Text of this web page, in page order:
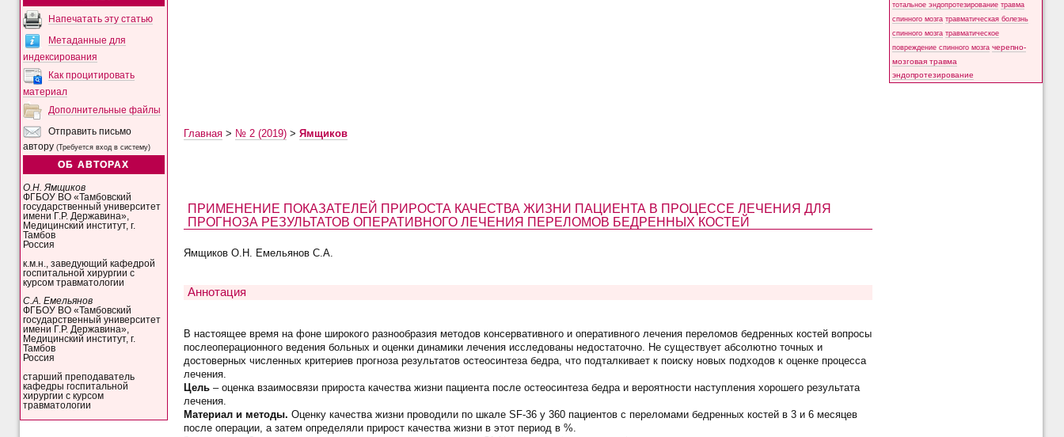
Напечатать эту статью
Метаданные для
индексирования
Как процитировать
материал
Дополнительные файлы
Отправить письмо
автору(Требуется вход в систему)
ОБ АВТОРАХ
О.Н. Ямщиков
ФГБОУ ВО «Тамбовский
государственный университет
имени Г.Р. Державина»,
Медицинский институт, г.
Тамбов
Россия
к.м.н., заведующий кафедрой
госпитальной хирургии с
курсом травматологии
С.А. Емельянов
ФГБОУ ВО «Тамбовский
государственный университет
имени Г.Р. Державина»,
Медицинский институт, г.
Тамбов
Россия
старший преподаватель
кафедры госпитальной
хирургии с курсом
травматологии
тотальное эндопротезирование травма
спинного мозга травматическая болезнь
спинного мозга травматическое
повреждение спинного мозга черепно-
мозговая травма
эндопротезирование
Главная> № 2 (2019)> Ямщиков
ПРИМЕНЕНИЕ ПОКАЗАТЕЛЕЙ ПРИРОСТА КАЧЕСТВА ЖИЗНИ ПАЦИЕНТА В ПРОЦЕССЕ ЛЕЧЕНИЯ ДЛЯ
ПРОГНОЗА РЕЗУЛЬТАТОВ ОПЕРАТИВНОГО ЛЕЧЕНИЯ ПЕРЕЛОМОВ БЕДРЕННЫХ КОСТЕЙ
Ямщиков О.Н. Емельянов С.А.
Аннотация
В настоящее время на фоне широкого разнообразия методов консервативного и оперативного лечения переломов бедренных костей вопросы
послеоперационного ведения больных и оценки динамики лечения исследованы недостаточно. Не существует абсолютно точных и
достоверных численных критериев прогноза результатов остеосинтеза бедра, что подталкивает к поиску новых подходов к оценке процесса
лечения.
Цель– оценка взаимосвязи прироста качества жизни пациента после остеосинтеза бедра и вероятности наступления хорошего результата
лечения.
Материал и методы. Оценку качества жизни проводили по шкале SF-36 у 360 пациентов с переломами бедренных костей в 3 и 6 месяцев
после операции, а затем определяли прирост качества жизни в этот период в %.